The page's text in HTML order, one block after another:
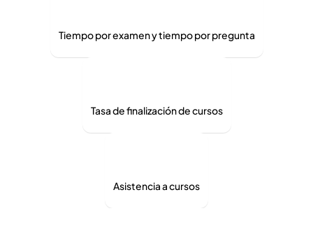
Tiempo por examen y tiempo por pregunta
Tasa de finalización de cursos
Asistencia a cursos